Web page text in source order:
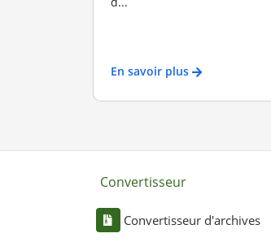
En savoir plus
Convertisseur
Convertisseur d'archives